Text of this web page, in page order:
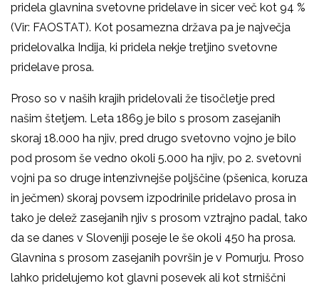
pridela glavnina svetovne pridelave in sicer več kot 94 %
(Vir: FAOSTAT). Kot posamezna država pa je največja
pridelovalka Indija, ki pridela nekje tretjino svetovne
pridelave prosa.
Proso so v naših krajih pridelovali že tisočletje pred
našim štetjem. Leta 1869 je bilo s prosom zasejanih
skoraj 18.000 ha njiv, pred drugo svetovno vojno je bilo
pod prosom še vedno okoli 5.000 ha njiv, po 2. svetovni
vojni pa so druge intenzivnejše poljščine (pšenica, koruza
in ječmen) skoraj povsem izpodrinile pridelavo prosa in
tako je delež zasejanih njiv s prosom vztrajno padal, tako
da se danes v Sloveniji poseje le še okoli 450 ha prosa.
Glavnina s prosom zasejanih površin je v Pomurju. Proso
lahko pridelujemo kot glavni posevek ali kot strniščni